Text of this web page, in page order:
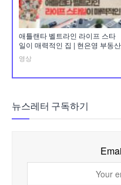
애틀랜타 벨트라인 라이프 스타
일이 매력적인 집 | 현은영 부동산
영상
뉴스레터 구독하기